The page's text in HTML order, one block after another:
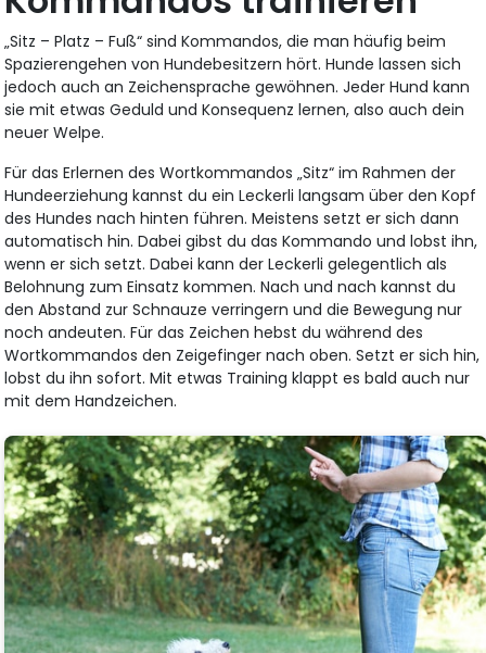
„Sitz – Platz – Fuß“ sind Kommandos, die man häufig beim
Spazierengehen von Hundebesitzern hört. Hunde lassen sich
jedoch auch an Zeichensprache gewöhnen. Jeder Hund kann
sie mit etwas Geduld und Konsequenz lernen, also auch dein
neuer Welpe.
Für das Erlernen des Wortkommandos „Sitz“ im Rahmen der
Hundeerziehung kannst du ein Leckerli langsam über den Kopf
des Hundes nach hinten führen. Meistens setzt er sich dann
automatisch hin. Dabei gibst du das Kommando und lobst ihn,
wenn er sich setzt. Dabei kann der Leckerli gelegentlich als
Belohnung zum Einsatz kommen. Nach und nach kannst du
den Abstand zur Schnauze verringern und die Bewegung nur
noch andeuten. Für das Zeichen hebst du während des
Wortkommandos den Zeigefinger nach oben. Setzt er sich hin,
lobst du ihn sofort. Mit etwas Training klappt es bald auch nur
mit dem Handzeichen.